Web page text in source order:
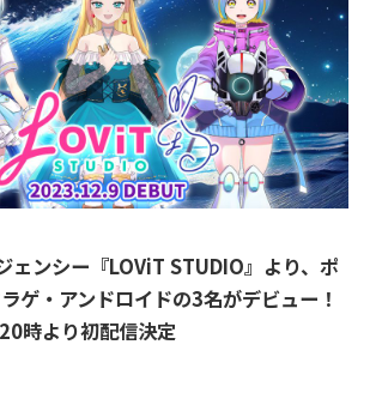
ェンシー『LOViT STUDIO』より、ポ
ゲ・アンドロイドの3名がデビュー！
時より初配信決定